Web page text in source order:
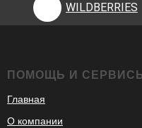
WILDBERRIES
ПОМОЩЬ И
Главная
О компании